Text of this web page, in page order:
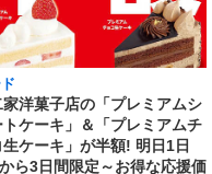
家洋菓子店の「プレミアムシ
トケーキ」＆「プレミアムチ
生ケーキ」が半額! 明日1日
ら3日間限定～お得な応援価